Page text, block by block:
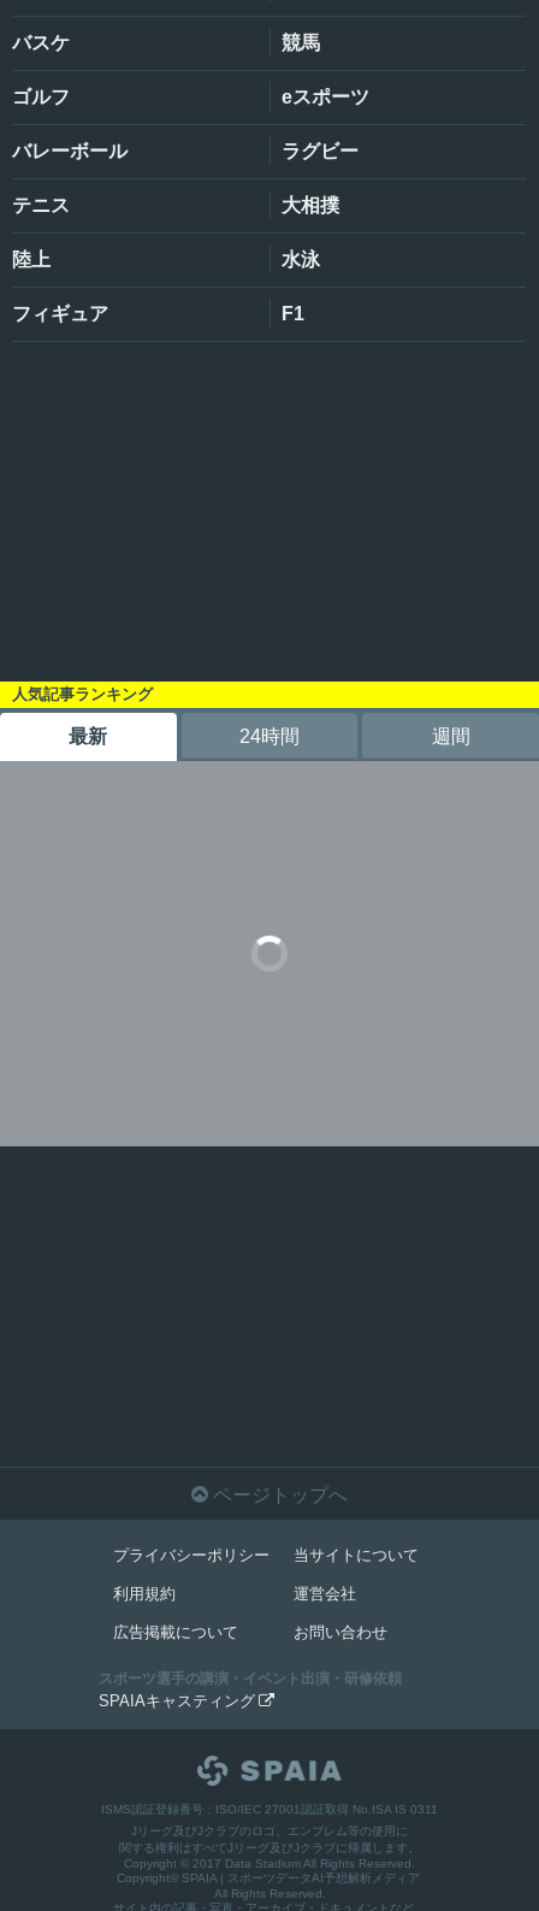
バスケ 競馬
ゴルフ eスポーツ
バレーボール ラグビー
テニス 大相撲
陸上 水泳
フィギュア F1
人気記事ランキング
最新 24時間 週間
 ページトップへ
プライバシーポリシー
利用規約
広告掲載について
当サイトについて
運営会社
お問い合わせ
スポーツ選手の講演・イベント出演・研修依頼
SPAIAキャスティング
ISMS認証登録番号：ISO/IEC 27001認証取得 No.ISA IS 0311
Jリーグ及びJクラブのロゴ、エンブレム等の使用に
関する権利はすべてJリーグ及びJクラブに帰属します。
Copyright © 2017 Data Stadium All Rights Reserved.
Copyright© SPAIA | スポーツデータAI予想解析メディア
All Rights Reserved.
サイト内の記事・写真・アーカイブ・ドキュメントなど、